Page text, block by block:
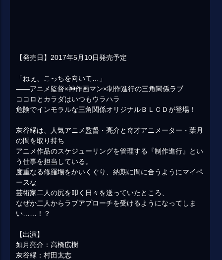
【発売日】2017年5月10日発売予定
「ねぇ、こっちを向いて…」
――アニメ監督×神作画マン×制作進行の三角関係ラブ
ココロとカラダはいつもウラハラ
危険でインモラルな三角関係オリジナルＢＬＣＤが登場！
灰谷縁は、人気アニメ監督・亮介と奇才アニメーター・葉月
の間を取り持ち
アニメ作品のスケジューリングを管理する『制作進行』とい
う仕事を担当している。
度重なる修羅場をかいくぐり、納期に間に合うようにマイペ
ースな
芸術家二人の尻を叩く日々を送っていたところ、
なぜか二人からラブアプローチを受けるようになってしま
い……！？
【出演】
如月亮介：高橋広樹
灰谷縁：村田太志